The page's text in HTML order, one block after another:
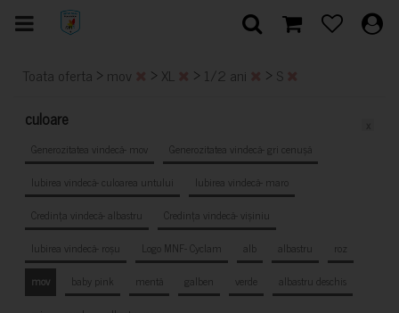
Toata oferta > mov > XL > 1/2 ani > S
culoare
Generozitatea vindecă- mov
Generozitatea vindecă- gri cenușă
Iubirea vindecă- culoarea untului
Iubirea vindecă- maro
Credința vindecă- albastru
Credința vindecă- vișiniu
Iubirea vindecă- roșu
Logo MNF- Cyclam alb albastru
roz
mov
baby pink mentă galben verde
albastru deschis